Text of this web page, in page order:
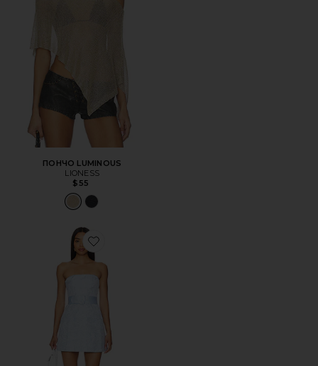
ПОНЧО LUMINOUS
LIONESS
$55
Favorite ПЛАТЬЕ FAE